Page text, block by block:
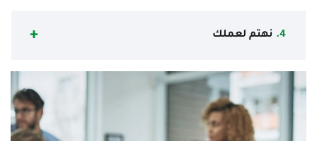
4. نهتم لعملك